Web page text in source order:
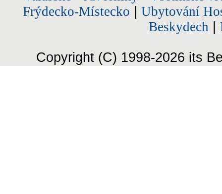
Frýdecko-Místecko
Ubytování
Beskydech
Copyright (C) 1998-2026 its